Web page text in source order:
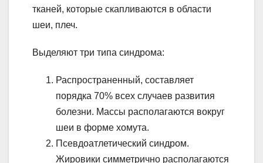
тканей, которые скапливаются в области
шеи, плеч.
Выделяют три типа синдрома:
Распространенный, составляет
порядка 70% всех случаев развития
болезни. Массы располагаются вокруг
шеи в форме хомута.
Псевдоатлетический синдром.
Жировики симметрично располагаются